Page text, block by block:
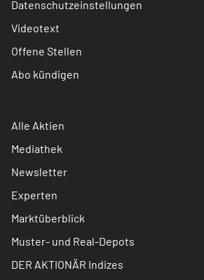
Datenschutzeinstellungen
Videotext
Offene Stellen
Abo kündigen
Alle Aktien
Mediathek
Newsletter
Experten
Marktüberblick
Muster- und Real-Depots
DER AKTIONÄR Indizes